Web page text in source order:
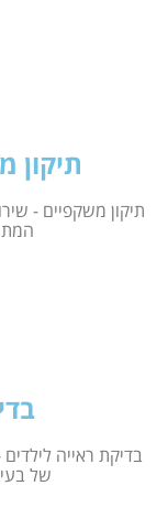
תיקון
תיקון משקפיים -
בדיקת ראייה
של